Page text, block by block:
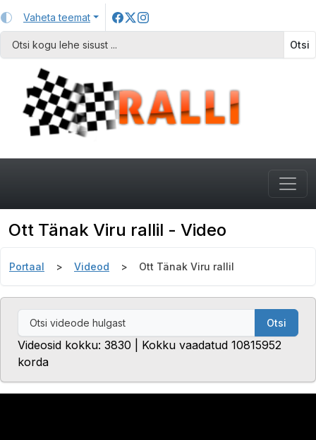
Vaheta teemat
Otsi
Ott Tänak Viru rallil - Video
Portaal Videod Ott Tänak Viru rallil
Otsi
Videosid kokku: 3830 | Kokku vaadatud 10815952
korda